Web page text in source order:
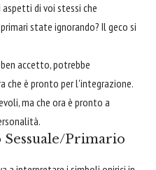
di voi stessi che
state ignorando? Il geco si
accetto, potrebbe
che è pronto per l'integrazione.
ma che ora è pronto a
Primario